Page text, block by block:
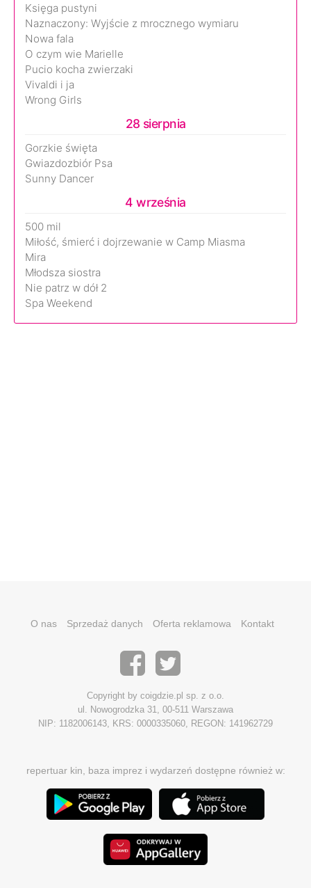
Księga pustyni
Naznaczony: Wyjście z mrocznego wymiaru
Nowa fala
O czym wie Marielle
Pucio kocha zwierzaki
Vivaldi i ja
Wrong Girls
28 sierpnia
Gorzkie święta
Gwiazdozbiór Psa
Sunny Dancer
4 września
500 mil
Miłość, śmierć i dojrzewanie w Camp Miasma
Mira
Młodsza siostra
Nie patrz w dół 2
Spa Weekend
O nas Sprzedaż danych Oferta reklamowa Kontakt
Copyright by coigdzie.pl sp. z o.o.
ul. Nowogrodzka 31, 00-511 Warszawa
NIP: 1182006143, KRS: 0000335060, REGON: 141962729
repertuar kin, baza imprez i wydarzeń dostępne również w: